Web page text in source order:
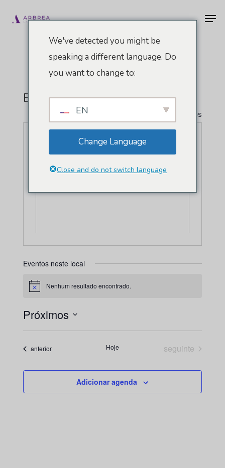
para
Expo Santa Fé México
" Todos Eventos
Como chegar
Eventos neste local
Aviso Nenhum resultado encontrado.
Próximos
Selecione
a Eventos
anterior Hoje Eventos
seguinte
Adicionar agenda
We've detected you might be
speaking a different language. Do
you want to change to:
EN
Change Language
Close and do not switch language